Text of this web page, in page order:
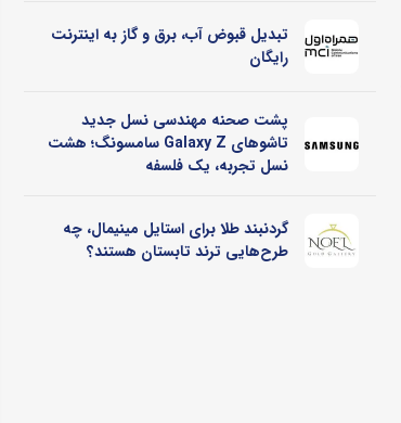
تبدیل قبوض آب، برق و گاز به اینترنت
رایگان
پشت صحنه مهندسی نسل جدید
تاشوهای Galaxy Z سامسونگ؛ هشت
نسل تجربه، یک فلسفه
گردنبند طلا برای استایل مینیمال، چه
طرح‌هایی ترند تابستان هستند؟